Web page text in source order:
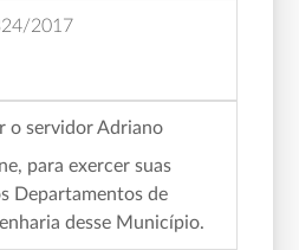
2017
o servidor Adriano
para exercer suas
Departamentos de
desse Município.